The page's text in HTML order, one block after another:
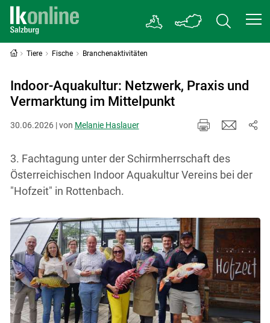
Tiere Fische Branchenaktivitäten
Indoor-Aquakultur: Netzwerk, Praxis und
Vermarktung im Mittelpunkt
30.06.2026 | von Melanie Haslauer
3. Fachtagung unter der Schirmherrschaft des
Österreichischen Indoor Aquakultur Vereins bei der
"Hofzeit" in Rottenbach.